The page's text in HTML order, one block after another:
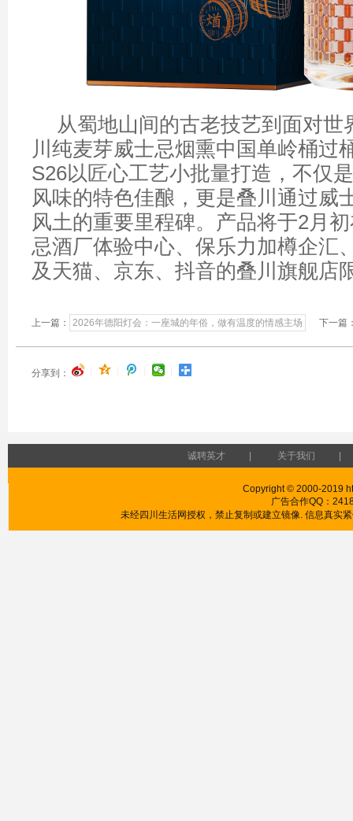
从蜀地山间的古老技艺到面对世
川纯麦芽威士忌烟熏中国单岭桶过
S26以匠心工艺小批量打造，不仅
风味的特色佳酿，更是叠川通过威
风土的重要里程碑。产品将于2月
忌酒厂体验中心、保乐力加樽企汇
及天猫、京东、抖音的叠川旗舰店
上一篇： 2026年德阳灯会：一座城的年俗，做有温度的情感主场 下一篇
分享到：
诚聘英才 关于我们
Copyright © 2000-2019
广告合作QQ：
未经四川生活网授权，禁止复制或建立镜像. 信息真实